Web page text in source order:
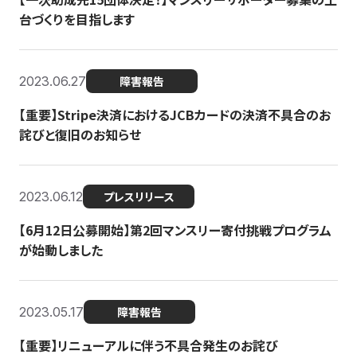
台づくりを目指します
2023.06.27 障害報告
【重要】Stripe決済におけるJCBカードの決済不具合のお
詫びと復旧のお知らせ
2023.06.12 プレスリリース
【6月12日公募開始】第2回マンスリー寄付挑戦プログラム
が始動しました
2023.05.17 障害報告
【重要】リニューアルに伴う不具合発生のお詫び